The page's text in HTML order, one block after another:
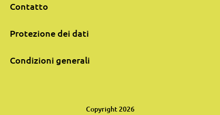
Contatto
Protezione dei dati
Condizioni generali
Copyright 2026